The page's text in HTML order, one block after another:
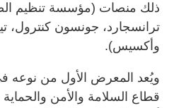
ذلك منصات (مؤسسة تنظيم
ترانسجارد، جونسون كنترول،
وأكسيس).
ويُعد المعرض الأول من نوعه
قطاع السلامة والأمن